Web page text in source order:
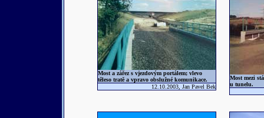
Most a zářez s vjezdovým portálem; vlevo
těleso tratě a vpravo obslužné komunikace.
12.10.2003, Jan Pavel Bek
Most mezi
u tunelu.